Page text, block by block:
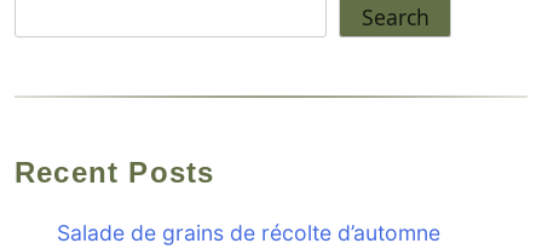
Search
Recent Posts
Salade de grains de récolte d’automne